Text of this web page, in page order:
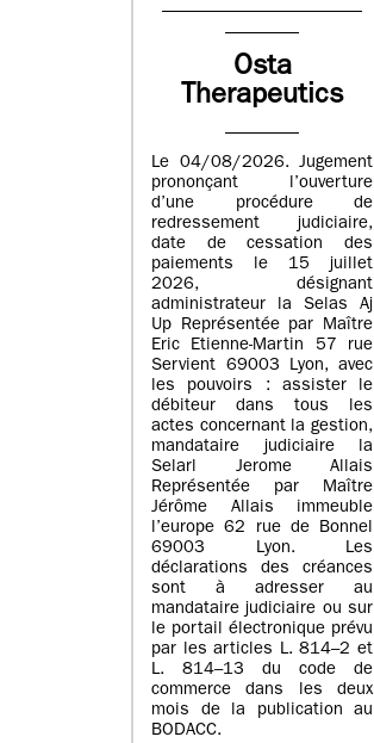
Osta
Therapeutics
Le 04/08/2026. Jugement
prononçant l’ouverture
d’une procédure de
redressement judiciaire,
date de cessation des
paiements le 15 juillet
2026, désignant
administrateur la Selas Aj
Up Représentée par Maître
Eric Etienne-Martin 57 rue
Servient 69003 Lyon, avec
les pouvoirs : assister le
débiteur dans tous les
actes concernant la gestion,
mandataire judiciaire la
Selarl Jerome Allais
Représentée par Maître
Jérôme Allais immeuble
l’europe 62 rue de Bonnel
69003 Lyon. Les
déclarations des créances
sont à adresser au
mandataire judiciaire ou sur
le portail électronique prévu
par les articles L. 814–2 et
L. 814–13 du code de
commerce dans les deux
mois de la publication au
BODACC.